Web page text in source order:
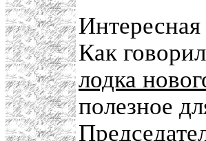
Как
лодка
полезное